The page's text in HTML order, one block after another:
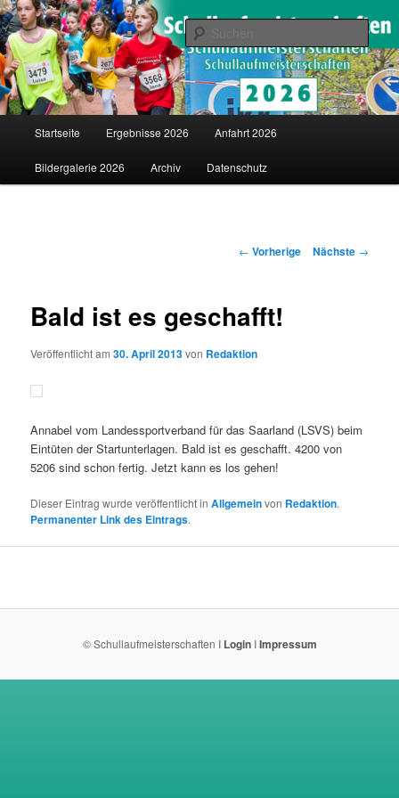
Schullaufmeisterschaften
Saarländische Schullaufmeisterschaften in Merzig
Zum
Inhalt
Startseite Ergebnisse 2026 Anfahrt 2026
Bildergalerie 2026 Archiv Datenschutz
Artikelnavigation
← Vorherige Nächste →
Bald ist es geschafft!
Veröffentlicht am30. April 2013von Redaktion
Annabel vom Landessportverband für das Saarland (LSVS) beim
Eintüten der Startunterlagen. Bald ist es geschafft. 4200 von
5206 sind schon fertig. Jetzt kann es los gehen!
Dieser Eintrag wurde veröffentlicht inAllgemeinvon Redaktion.
Permanenter Link des Eintrags.
© Schullaufmeisterschaften I LoginIImpressum